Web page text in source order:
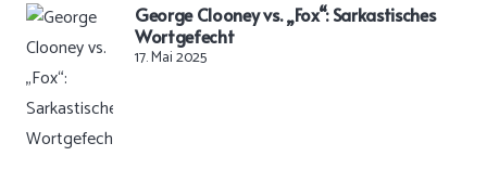
George Clooney vs. „Fox“: Sarkastisches
Wortgefecht
17. Mai 2025